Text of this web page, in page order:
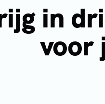
in
voor